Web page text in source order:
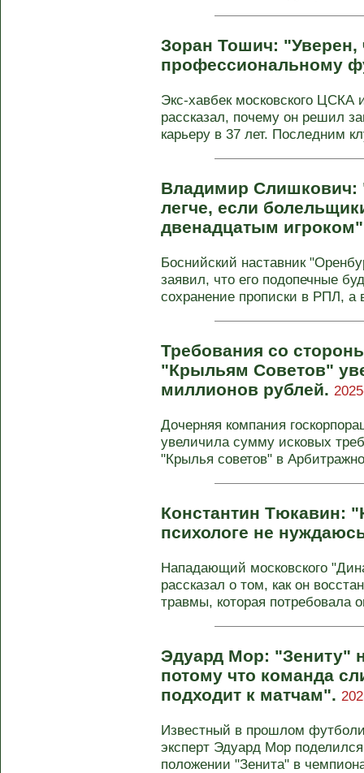
Зоран Тошич: "Уверен,
профессиональному
Экс-хавбек московского
рассказал, почему он решил
карьеру в 37 лет. Последним
Владимир Слишкович:
легче, если
двенадцатым
Боснийский наставник
заявил, что его подопечные
сохранение прописки в РПЛ, а
Требования со
"Крыльям Советов"
миллионов рублей.
Дочерняя компания
увеличила сумму исковых
"Крылья советов" в
Константин Тюкавин:
психологе не
Нападающий московского
рассказал о том, как он
травмы, которая потребовала
Эдуард Мор: "Зениту"
потому что команда
подходит к матчам".
Известный в прошлом
эксперт Эдуард Мор
положении "Зенита" в